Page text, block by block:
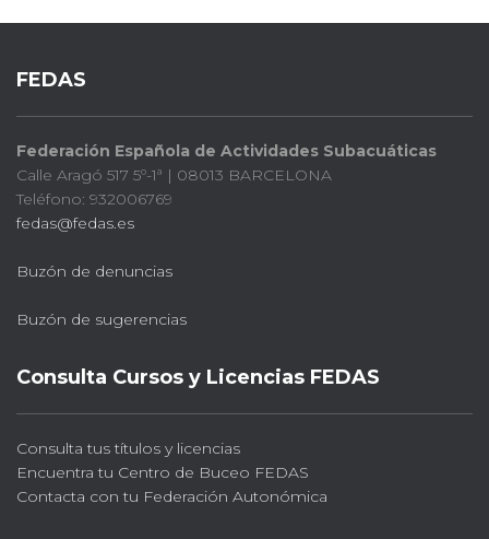
FEDAS
Federación Española de Actividades Subacuáticas
Calle Aragó 517 5º-1ª | 08013 BARCELONA
Teléfono: 932006769
fedas@fedas.es
Buzón de denuncias
Buzón de sugerencias
Consulta Cursos y Licencias FEDAS
Consulta tus títulos y licencias
Encuentra tu Centro de Buceo FEDAS
Contacta con tu Federación Autonómica